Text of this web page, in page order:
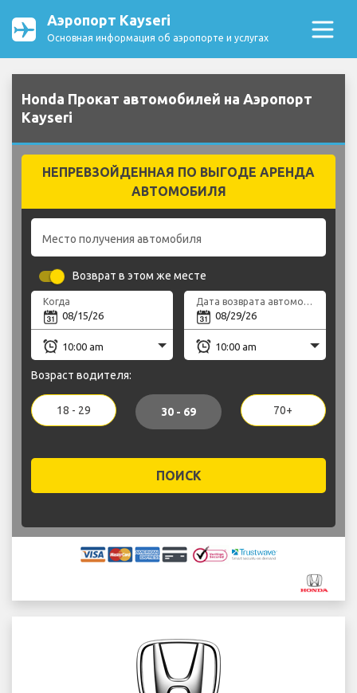
Аэропорт Kayseri
Основная информация об аэропорте и услугах
Honda Прокат автомобилей на Аэропорт
Kayseri
НЕПРЕВЗОЙДЕННАЯ ПО ВЫГОДЕ АРЕНДА
АВТОМОБИЛЯ
Место получения автомобиля
Возврат в этом же месте
Когда Дата возврата автомобиля
Возраст водителя:
18 - 29 30 - 69 70+
ПОИСК